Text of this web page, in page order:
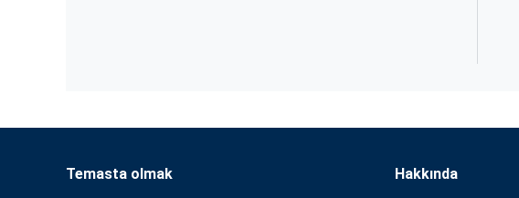
Temasta olmak Hakkında